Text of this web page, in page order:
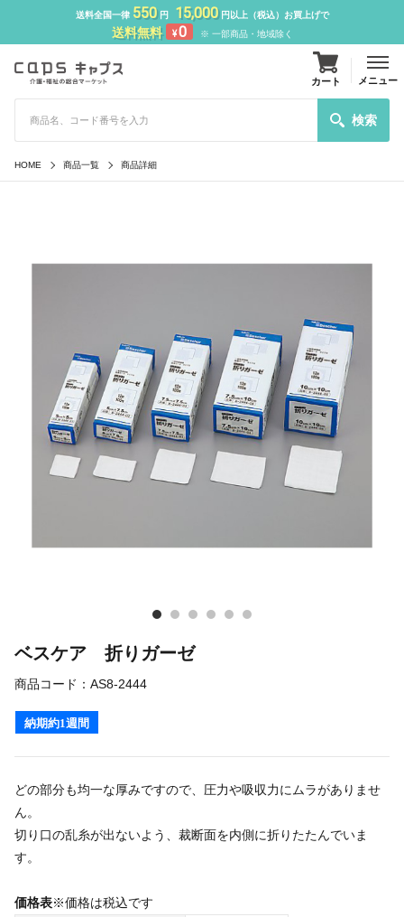
送料全国一律 550円 15,000円以上（税込）お買上げで
送料無料 ¥0 ※ 一部商品・地域除く
検索
カート メニュー
HOME 商品一覧 商品詳細
ベスケア 折りガーゼ
商品コード： AS8-2444
納期約1週間
どの部分も均一な厚みですので、圧力や吸収力にムラがありませ
ん。
切り口の乱糸が出ないよう、裁断面を内側に折りたたんでいま
す。
価格表※価格は税込です